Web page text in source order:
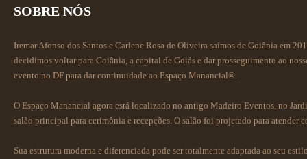
SOBRE NÓS
Iremar Afonso dos Santos e Carlene Rosa de Oliveira saímos de Goiânia em
decidimos voltar para Goiânia, a capital de Goiás e dar prosseguimento ao
evento no DF para dar continuidade ao Espaço Manancial®.
O Espaço Manancial agora está localizado no antigo Madeiro Eventos, no
salão principal para cerimônia e recepções. O salão foi projetado para atender
Sua estrutura moderna e diferenciada pode ser totalmente adaptada ao seu